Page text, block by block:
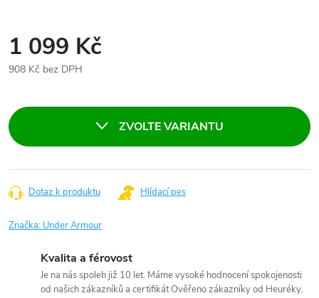
1 099 Kč
908 Kč bez DPH
ZVOLTE VARIANTU
Dotaz k produktu Hlídací pes
Značka: Under Armour
Kvalita a férovost
Je na nás spoleh již 10 let. Máme vysoké hodnocení spokojenosti
od našich zákazníků a certifikát Ověřeno zákazníky od Heuréky.